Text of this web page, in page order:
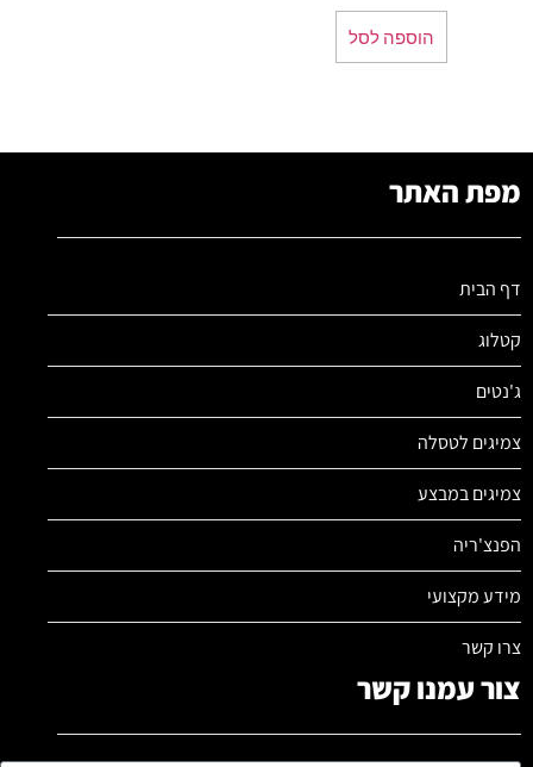
הוספה לסל
מפת האתר
דף הבית
קטלוג
ג'נטים
צמיגים לטסלה
צמיגים במבצע
הפנצ'ריה
מידע מקצועי
צרו קשר
צור עמנו קשר